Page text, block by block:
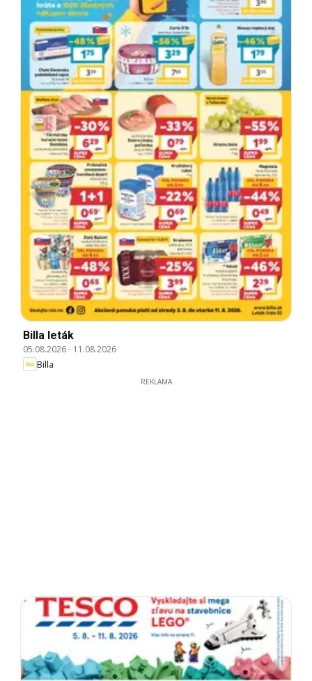
Billa leták
05.08.2026- 11.08.2026
Billa
REKLAMA